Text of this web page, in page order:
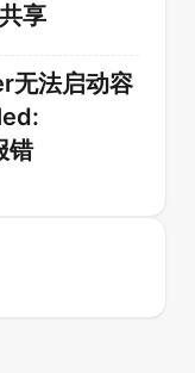
享
无法启动容
错